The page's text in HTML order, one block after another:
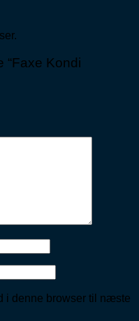
“Faxe Kondi
i denne browser til næste